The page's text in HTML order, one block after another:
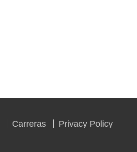
Carreras Privacy Policy